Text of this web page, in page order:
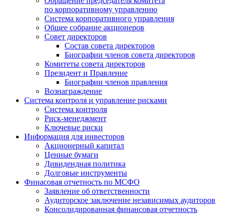
по корпоративному управлению
Система корпоративного управления
Общее собрание акционеров
Совет директоров
Состав совета директоров
Биографии членов совета директоров
Комитеты совета директоров
Президент и Правление
Биографии членов правления
Вознаграждение
Система контроля и управление рисками
Система контроля
Риск-менеджмент
Ключевые риски
Информация для инвесторов
Акционерный капитал
Ценные бумаги
Дивидендная политика
Долговые инструменты
Финасовая отчетность по МСФО
Заявление об ответственности
Аудиторское заключение независимых аудиторов
Консолидированная финансовая отчетность